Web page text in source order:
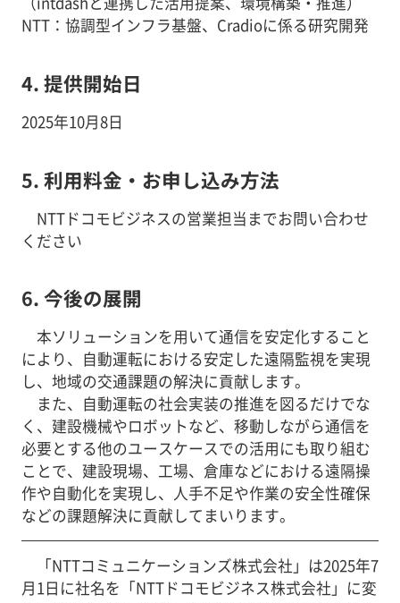
NTT：協調型インフラ基盤、Cradioに係る研究開発
4. 提供開始日
2025年10月8日
5. 利用料金・お申し込み方法
NTTドコモビジネスの営業担当までお問い合わせ
ください
6. 今後の展開
本ソリューションを用いて通信を安定化すること
により、自動運転における安定した遠隔監視を実現
し、地域の交通課題の解決に貢献します。
また、自動運転の社会実装の推進を図るだけでな
く、建設機械やロボットなど、移動しながら通信を
必要とする他のユースケースでの活用にも取り組む
ことで、建設現場、工場、倉庫などにおける遠隔操
作や自動化を実現し、人手不足や作業の安全性確保
などの課題解決に貢献してまいります。
「NTTコミュニケーションズ株式会社」は2025年7
月1日に社名を「NTTドコモビジネス株式会社」に変